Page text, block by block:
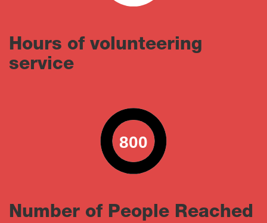
Hours of volunteering
service
800
0 100
Number of People Reached